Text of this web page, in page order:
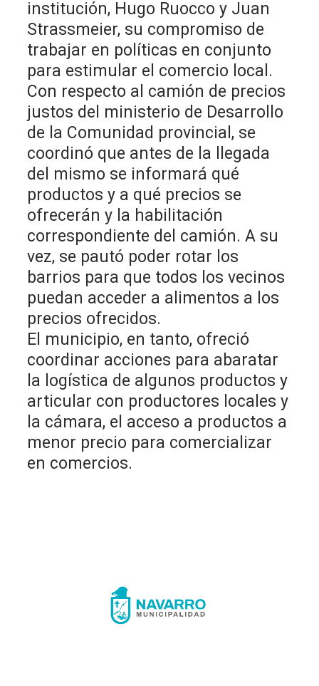
institución, Hugo Ruocco y Juan
Strassmeier, su compromiso de
trabajar en políticas en conjunto
para estimular el comercio local.
Con respecto al camión de precios
justos del ministerio de Desarrollo
de la Comunidad provincial, se
coordinó que antes de la llegada
del mismo se informará qué
productos y a qué precios se
ofrecerán y la habilitación
correspondiente del camión. A su
vez, se pautó poder rotar los
barrios para que todos los vecinos
puedan acceder a alimentos a los
precios ofrecidos.
El municipio, en tanto, ofreció
coordinar acciones para abaratar
la logística de algunos productos y
articular con productores locales y
la cámara, el acceso a productos a
menor precio para comercializar
en comercios.